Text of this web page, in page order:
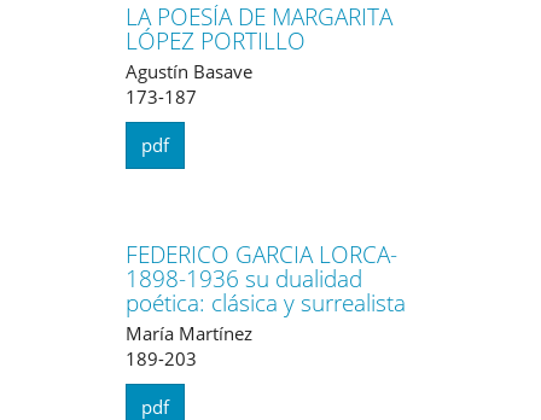
LA POESÍA DE MARGARITA
LÓPEZ PORTILLO
Agustín Basave
173-187
pdf
FEDERICO GARCIA LORCA-
1898-1936 su dualidad
poética: clásica y surrealista
María Martínez
189-203
pdf